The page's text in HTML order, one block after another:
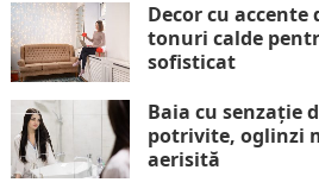
Decor cu accente
tonuri calde
sofisticat
Baia cu senzație
potrivite, oglinzi
aerisită